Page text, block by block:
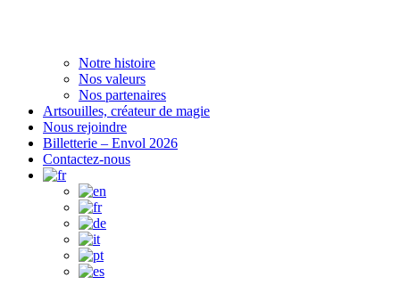
Notre histoire
Nos valeurs
Nos partenaires
Artsouilles, créateur de magie
Nous rejoindre
Billetterie – Envol 2026
Contactez-nous